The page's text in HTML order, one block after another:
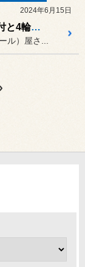
2024年6月15日
RS☆R Best☆i Active の取付と4輪アライメントの測定&調整作業 ／ トヨタ クラウン
ル）屋さ...